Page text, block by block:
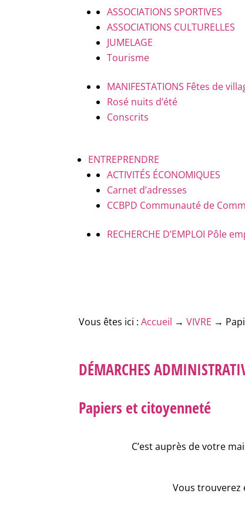
ASSOCIATIONS SPORTIVES
ASSOCIATIONS CULTURELLES
JUMELAGE
Tourisme
MANIFESTATIONS Fêtes de
Rosé nuits d’été
Conscrits
ENTREPRENDRE
ACTIVITÉS ÉCONOMIQUES
Carnet d’adresses
CCBPD Communauté de
RECHERCHE D’EMPLOI Pôle
Vous êtes ici :Accueil →VIVRE →
DÉMARCHES
Papiers et citoyenneté
C’est auprès de votre
Vous trouverez